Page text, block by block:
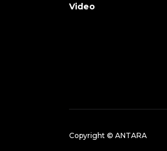
Video
Copyright © ANTARA